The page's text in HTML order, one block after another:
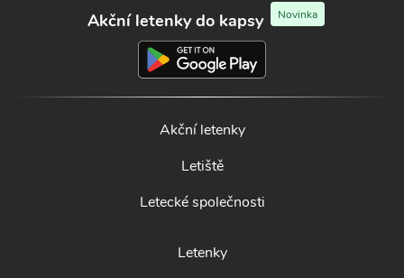
Akční letenky do kapsy Novinka
Akční letenky
Letiště
Letecké společnosti
Letenky